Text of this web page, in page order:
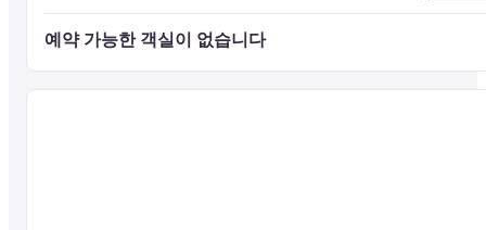
예약 가능한 객실이 없습니다